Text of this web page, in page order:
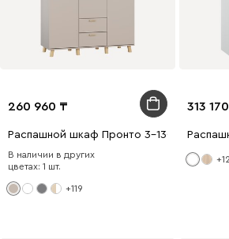
260 960
Распашной шкаф Пронто 3-130x210 Латте
В наличии в других
цветах: 1 шт.
+119
313 170